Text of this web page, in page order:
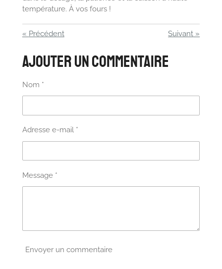
température. À vos fours !
« Précédent Suivant »
Ajouter un commentaire
Nom *
Adresse e-mail *
Message *
Envoyer un commentaire